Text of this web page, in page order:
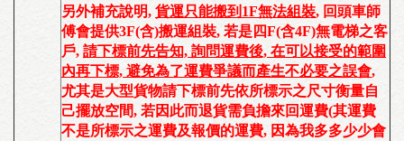
另外補充說明, 貨運只能搬到1F無法組裝, 回頭車師
傅會提供3F(含)搬運組裝, 若是四F(含4F)無電梯之客
戶, 請下標前先告知, 詢問運費後, 在可以接受的範圍
內再下標, 避免為了運費爭議而產生不必要之誤會,
尤其是大型貨物請下標前先依所標示之尺寸衡量自
己擺放空間, 若因此而退貨需負擔來回運費(其運費
不是所標示之運費及報價的運費, 因為我多多少少會